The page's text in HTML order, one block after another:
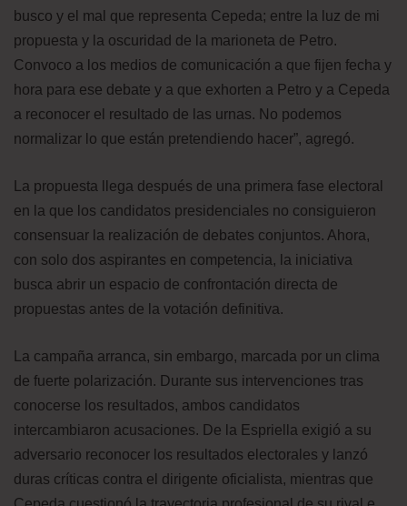
busco y el mal que representa Cepeda; entre la luz de mi
propuesta y la oscuridad de la marioneta de Petro.
Convoco a los medios de comunicación a que fijen fecha y
hora para ese debate y a que exhorten a Petro y a Cepeda
a reconocer el resultado de las urnas. No podemos
normalizar lo que están pretendiendo hacer”, agregó.
La propuesta llega después de una primera fase electoral
en la que los candidatos presidenciales no consiguieron
consensuar la realización de debates conjuntos. Ahora,
con solo dos aspirantes en competencia, la iniciativa
busca abrir un espacio de confrontación directa de
propuestas antes de la votación definitiva.
La campaña arranca, sin embargo, marcada por un clima
de fuerte polarización. Durante sus intervenciones tras
conocerse los resultados, ambos candidatos
intercambiaron acusaciones. De la Espriella exigió a su
adversario reconocer los resultados electorales y lanzó
duras críticas contra el dirigente oficialista, mientras que